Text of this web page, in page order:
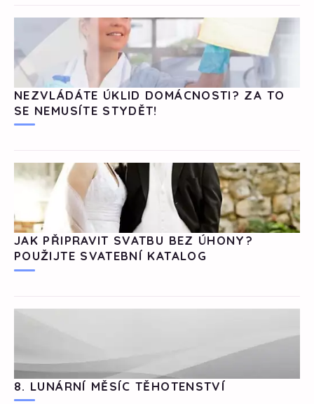
NEZVLÁDÁTE ÚKLID DOMÁCNOSTI? ZA TO
SE NEMUSÍTE STYDĚT!
JAK PŘIPRAVIT SVATBU BEZ ÚHONY?
POUŽIJTE SVATEBNÍ KATALOG
8. LUNÁRNÍ MĚSÍC TĚHOTENSTVÍ